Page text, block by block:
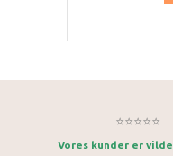
⭐⭐⭐⭐⭐
Vores kunder er